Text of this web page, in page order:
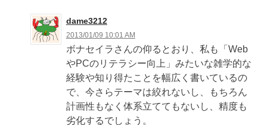
dame3212
2013/01/09 10:01 AM
ボナセイラさんの仰るとおり、私も「Web
やPCのリテラシー向上」みたいな雑学的な
経験や知り得たことを幅広く書いているの
で、今さらテーマは絞れないし、もちろん
計画性もなく体系立ててもないし、精度も
劣化するでしょう。